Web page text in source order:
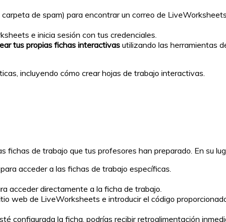
carpeta de spam) para encontrar un correo de
e inicia sesión con tus credenciales.
tus propias fichas interactivas utilizando las herramientas
incluyendo cómo crear hojas de trabajo interactivas.
de trabajo que tus profesores han preparado. En su
acceder a las fichas de trabajo específicas.
acceder directamente a la ficha de trabajo.
web de LiveWorksheets e introducir el código
configurada la ficha, podrías recibir retroalimentación